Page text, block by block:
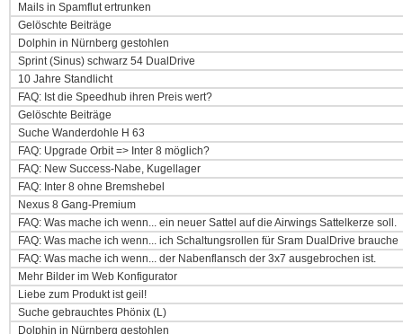
Mails in Spamflut ertrunken
Gelöschte Beiträge
Dolphin in Nürnberg gestohlen
Sprint (Sinus) schwarz 54 DualDrive
10 Jahre Standlicht
FAQ: Ist die Speedhub ihren Preis wert?
Gelöschte Beiträge
Suche Wanderdohle H 63
FAQ: Upgrade Orbit => Inter 8 möglich?
FAQ: New Success-Nabe, Kugellager
FAQ: Inter 8 ohne Bremshebel
Nexus 8 Gang-Premium
FAQ: Was mache ich wenn... ein neuer Sattel auf die Airwings Sattelkerze soll.
FAQ: Was mache ich wenn... ich Schaltungsrollen für Sram DualDrive brauche
FAQ: Was mache ich wenn... der Nabenflansch der 3x7 ausgebrochen ist.
Mehr Bilder im Web Konfigurator
Liebe zum Produkt ist geil!
Suche gebrauchtes Phönix (L)
Dolphin in Nürnberg gestohlen